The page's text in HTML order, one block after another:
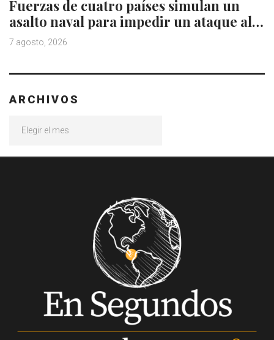
Fuerzas de cuatro países simulan un
asalto naval para impedir un ataque al…
7 agosto, 2026
ARCHIVOS